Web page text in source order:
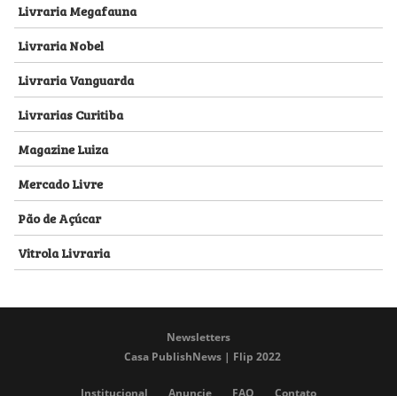
Livraria Megafauna
Livraria Nobel
Livraria Vanguarda
Livrarias Curitiba
Magazine Luiza
Mercado Livre
Pão de Açúcar
Vitrola Livraria
Newsletters
Casa PublishNews | Flip 2022